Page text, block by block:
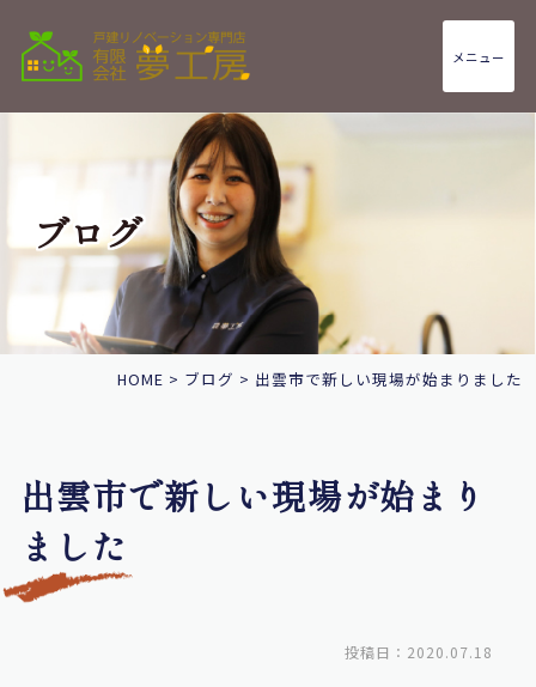
メニュー
ブログ
HOME > ブログ > 出雲市で新しい現場が始まりました
出雲市で新しい現場が始まり
ました
投稿日：2020.07.18